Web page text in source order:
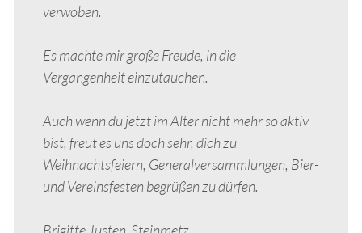
verwoben.
Es machte mir große Freude, in die
Vergangenheit einzutauchen.
Auch wenn du jetzt im Alter nicht mehr so aktiv
bist, freut es uns doch sehr, dich zu
Weihnachtsfeiern, Generalversammlungen, Bier-
und Vereinsfesten begrüßen zu dürfen.